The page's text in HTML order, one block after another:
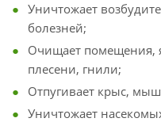
Уничтожает
болезней;
Очищает помещения,
плесени, гнили;
Отпугивает крыс,
Уничтожает